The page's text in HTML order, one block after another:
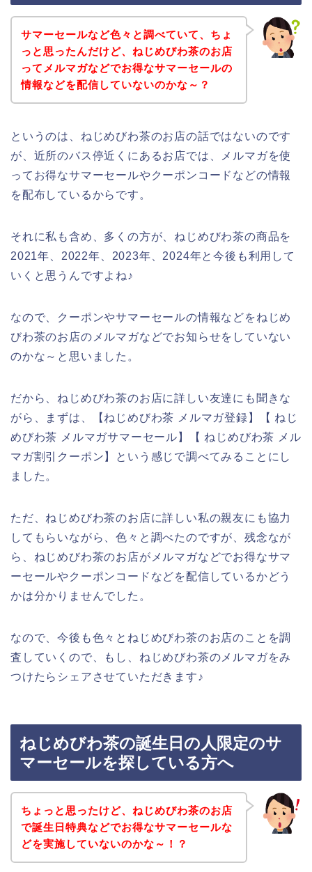
サマーセールなど色々と調べていて、ちょ
っと思ったんだけど、ねじめびわ茶のお店
ってメルマガなどでお得なサマーセールの
情報などを配信していないのかな～？
というのは、ねじめびわ茶のお店の話ではないのです
が、近所のバス停近くにあるお店では、メルマガを使
ってお得なサマーセールやクーポンコードなどの情報
を配布しているからです。
それに私も含め、多くの方が、ねじめびわ茶の商品を
2021年、2022年、2023年、2024年と今後も利用して
いくと思うんですよね♪
なので、クーポンやサマーセールの情報などをねじめ
びわ茶のお店のメルマガなどでお知らせをしていない
のかな～と思いました。
だから、ねじめびわ茶のお店に詳しい友達にも聞きな
がら、まずは、【ねじめびわ茶 メルマガ登録】【 ねじ
めびわ茶 メルマガサマーセール】【 ねじめびわ茶 メル
マガ割引クーポン】という感じで調べてみることにし
ました。
ただ、ねじめびわ茶のお店に詳しい私の親友にも協力
してもらいながら、色々と調べたのですが、残念なが
ら、ねじめびわ茶のお店がメルマガなどでお得なサマ
ーセールやクーポンコードなどを配信しているかどう
かは分かりませんでした。
なので、今後も色々とねじめびわ茶のお店のことを調
査していくので、もし、ねじめびわ茶のメルマガをみ
つけたらシェアさせていただきます♪
ねじめびわ茶の誕生日の人限定のサ
マーセールを探している方へ
ちょっと思ったけど、ねじめびわ茶のお店
で誕生日特典などでお得なサマーセールな
どを実施していないのかな～！？